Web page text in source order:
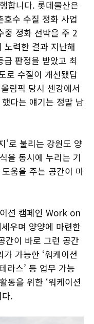
합니다. 롯데물산은
수 수질 정화 사업
중 정화 선박을 주 2
력한 결과 지난해
판정을 받았고 최
로 수질이 개선됐답
림픽 당시 센강에서
다는 얘기는 정말 남
’로 불리는 강원도 양
을 동시에 누리는 기
움을 주는 공간이 마
션 캠페인 Work on
우며 양양에 마련한
이 바로 그런 공간
가능한 ‘워케이션
라스’ 등 업무 가능
동을 위한 ‘워케이션
.